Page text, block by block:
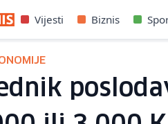
Vijesti Biznis